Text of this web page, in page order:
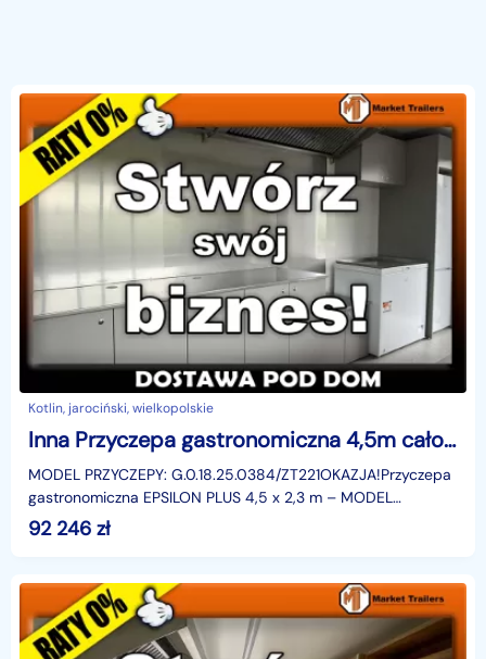
Kotlin, jarociński, wielkopolskie
Inna Przyczepa gastronomiczna 4,5m całoroczna foodtruck fast food wyposażony
MODEL PRZYCZEPY: G.0.18.25.0384/ZT221OKAZJA!Przyczepa
gastronomiczna EPSILON PLUS 4,5 x 2,3 m – MODEL
WYSTAWOWY – OSTATNIA SZTUKA - wyposażona! Włóż
tylko swój
92 246 zł